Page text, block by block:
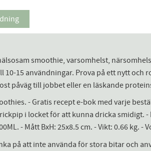
smoothie, varsomhelst,
15 användningar. Prova på ett nytt
påväg till jobbet eller en läskande
- Gratis recept e-bok med varje
i locket för att kunna dricka
- Mått BxH: 25x8.5 cm. - Vikt: 0.66 kg. -
på att inte använda för stora bitar och